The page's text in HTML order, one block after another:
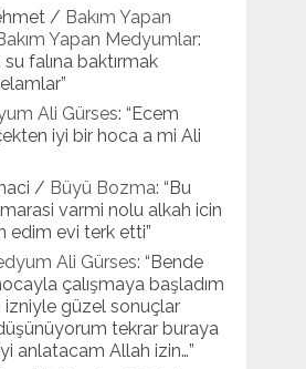
/ Bakım Yapan
Yapan Medyumlar:
falına baktırmak
”
Ali Gürses: “ Ecem
iyi bir hoca a mi Ali
/ Büyü Bozma: “ Bu
varmi nolu alkah icin
edim evi terk etti”
Ali Gürses: “ Bende
çalışmaya başladım
izniyle güzel sonuçlar
tekrar buraya
anlatacam Allah izin…”